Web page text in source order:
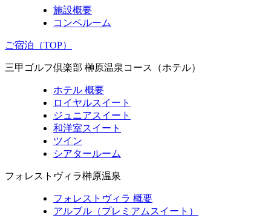
施設概要
コンペルーム
ご宿泊（TOP）
三甲ゴルフ倶楽部 榊原温泉コース（ホテル）
ホテル 概要
ロイヤルスイート
ジュニアスイート
和洋室スイート
ツイン
シアタールーム
フォレストヴィラ榊原温泉
フォレストヴィラ 概要
アルブル（プレミアムスイート）